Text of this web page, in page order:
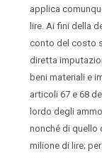
applica
lire. Ai fini della
conto del costo
diretta
beni materiali e
articoli 67 e 68
lordo degli
nonché di quello
milione di lire;